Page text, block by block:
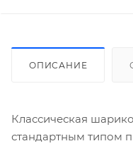
ОПИСАНИЕ
Классическая
стандартным типом